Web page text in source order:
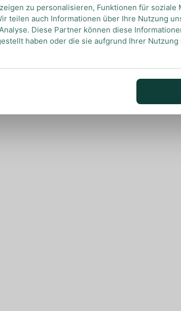
zu personalisieren, Funktionen für
teilen auch Informationen über Ihre Nutzung
Diese Partner können diese
haben oder die sie aufgrund Ihrer